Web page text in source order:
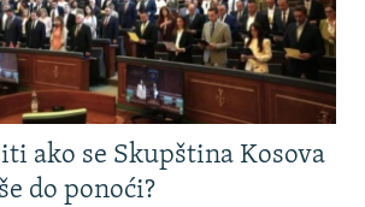
ako se Skupština Kosova
do ponoći?